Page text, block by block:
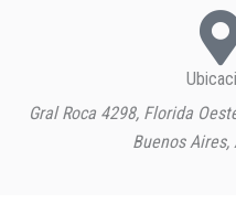
Gral Roca 4298, Florida
Buenos Aires,